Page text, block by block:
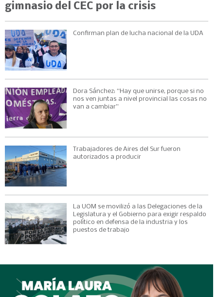
gimnasio del CEC por la crisis
Confirman plan de lucha nacional de la UDA
Dora Sánchez: “Hay que unirse, porque si no
nos ven juntas a nivel provincial las cosas no
van a cambiar”
Trabajadores de Aires del Sur fueron
autorizados a producir
La UOM se movilizó a las Delegaciones de la
Legislatura y el Gobierno para exigir respaldo
político en defensa de la industria y los
puestos de trabajo